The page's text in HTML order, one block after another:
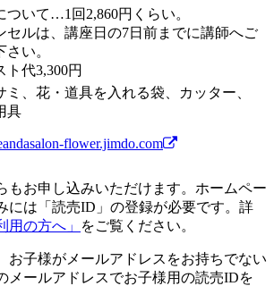
ついて…1回2,860円くらい。
セルは、講座日の7日前までに講師へご
さい。
ト代3,300円
ミ、花・道具を入れる袋、カッター、
具
flower.jimdo.com
もお申し込みいただけます。ホームペー
には「読売ID」の登録が必要です。詳
用の方へ」 をご覧ください。
お子様がメールアドレスをお持ちでない
メールアドレスでお子様用の読売IDを